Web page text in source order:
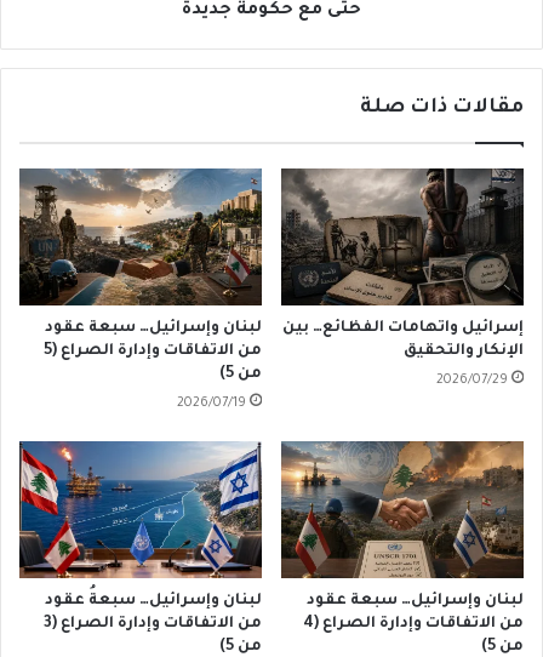
حتى مع حكومة جديدة
مقالات ذات صلة
إسرائيل واتهامات الفظائع… بين
الإنكار والتحقيق
2026/07/29
لبنان وإسرائيل… سبعة عقود
من الاتفاقات وإدارة الصراع (5
من 5)
2026/07/19
لبنان وإسرائيل… سبعة عقود
من الاتفاقات وإدارة الصراع (4
من 5)
لبنان وإسرائيل… سبعةُ عقود
من الاتفاقات وإدارة الصراع (3
من 5)